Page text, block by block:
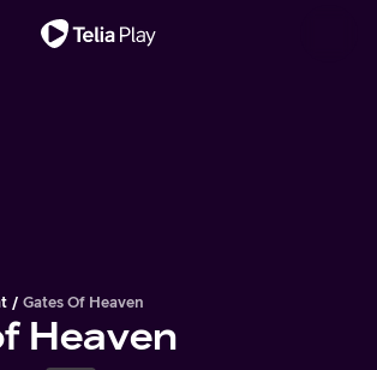
Gates Of Heaven
Heaven